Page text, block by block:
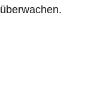
überwachen.